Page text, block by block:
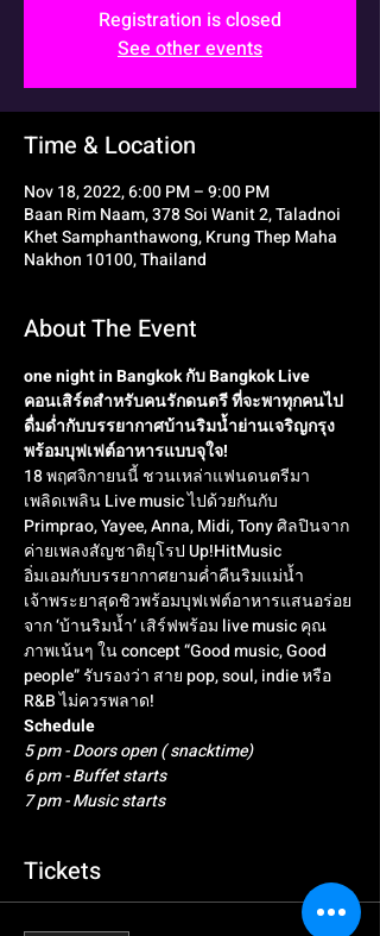
Registration is closed
See other events
Time & Location
Nov 18, 2022, 6:00 PM – 9:00 PM
Baan Rim Naam, 378 Soi Wanit 2, Taladnoi
Khet Samphanthawong, Krung Thep Maha
Nakhon 10100, Thailand
About The Event
one night in Bangkok กับ Bangkok Live
คอนเสิร์ตสำหรับคนรักดนตรี ที่จะพาทุกคนไป
ดื่มด่ำกับบรรยากาศบ้านริมน้ำย่านเจริญกรุง
พร้อมบุฟเฟต์อาหารแบบจุใจ!
18 พฤศจิกายนนี้ ชวนเหล่าแฟนดนตรีมา
เพลิดเพลิน Live music ไปด้วยกันกับ
Primprao, Yayee, Anna, Midi, Tony ศิลปินจาก
ค่ายเพลงสัญชาติยุโรป Up!HitMusic
อิ่มเอมกับบรรยากาศยามค่ำคืนริมแม่น้ำ
เจ้าพระยาสุดชิวพร้อมบุฟเฟต์อาหารแสนอร่อย
จาก ‘บ้านริมน้ำ’ เสิร์ฟพร้อม live music คุณ
ภาพเน้นๆ ใน concept “Good music, Good
people” รับรองว่า สาย pop, soul, indie หรือ
R&B ไม่ควรพลาด!
Schedule
5 pm - Doors open ( snacktime)
6 pm - Buffet starts
7 pm - Music starts
Tickets